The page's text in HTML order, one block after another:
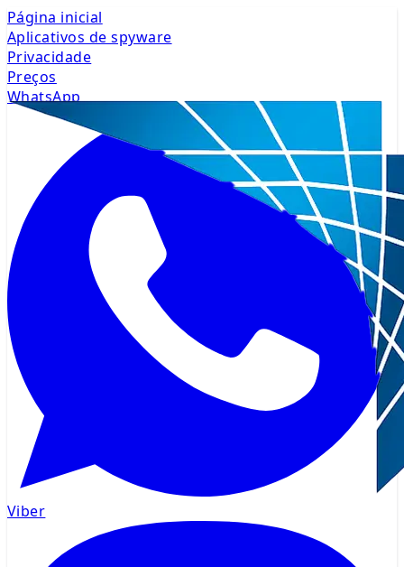
Página inicial
Aplicativos de spyware
Privacidade
Preços
WhatsApp
Viber